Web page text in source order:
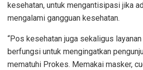
kesehatan, untuk mengantisipasi jika
mengalami gangguan kesehatan.
“Pos kesehatan juga sekaligus
berfungsi untuk mengingatkan
mematuhi Prokes. Memakai masker,